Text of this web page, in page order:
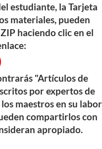
estudiante, la Tarjeta
materiales, pueden
haciendo clic en el
"Artículos de
por expertos de
maestros en su labor
compartirlos con
apropiado.